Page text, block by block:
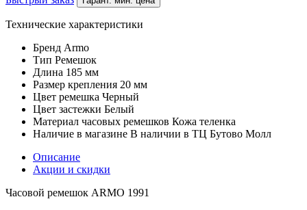
Технические характеристики
Бренд Armo
Тип Ремешок
Длина 185 мм
Размер крепления 20 мм
Цвет ремешка Черный
Цвет застежки Белый
Материал часовых ремешков Кожа теленка
Наличие в магазине В наличии в ТЦ Бутово Молл
Описание
Акции и скидки
Часовой ремешок ARMO 1991